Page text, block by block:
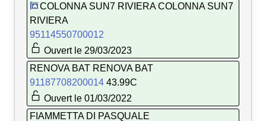
COLONNA SUN7 RIVIERA COLONNA SUN7
RIVIERA
95114550700012
Ouvert le 29/03/2023
RENOVA BAT RENOVA BAT
91187708200014 43.99C
Ouvert le 01/03/2022
FIAMMETTA DI PASQUALE